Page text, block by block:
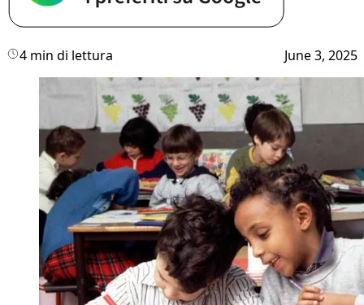
4 min di lettura June 3, 2025